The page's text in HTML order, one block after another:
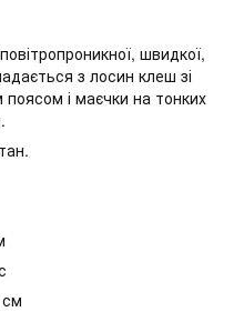
швидкої,
з лосин клеш зі
і маєчки на тонких